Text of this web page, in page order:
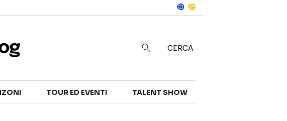
CERCA
TOUR ED EVENTI TALENT SHOW